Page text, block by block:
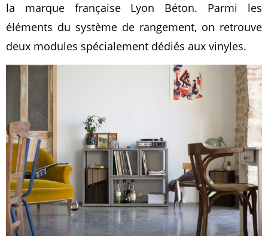
la marque française Lyon Béton. Parmi les
éléments du système de rangement, on retrouve
deux modules spécialement dédiés aux vinyles.